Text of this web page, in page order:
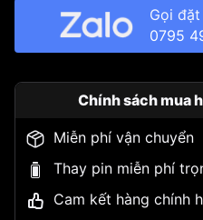
Gọi đặt
0795
Chính sách mua
Miễn phí vận chuyển
Thay pin miễn phí
Cam kết hàng chính